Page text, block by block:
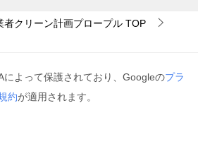
者クリーン計画プロープル TOP
によって保護されており、Googleのプラ
約が適用されます。